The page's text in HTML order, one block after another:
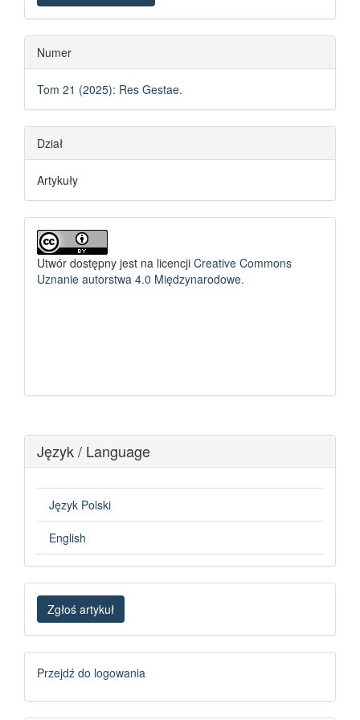
Numer
Tom 21 (2025): Res Gestae.
Dział
Artykuły
Utwór dostępny jest na licencji Creative Commons
Uznanie autorstwa 4.0 Międzynarodowe.
Język / Language
Język Polski
English
Zgłoś
artykuł
Zgłoś artykuł
Logowanie
Przejdź do logowania